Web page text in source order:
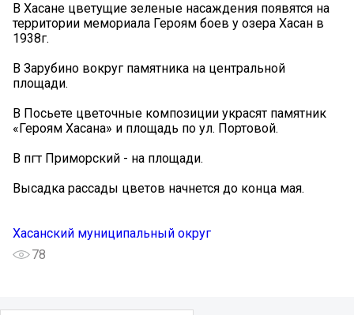
В Хасане цветущие зеленые насаждения появятся на
территории мемориала Героям боев у озера Хасан в
1938г.
В Зарубино вокруг памятника на центральной
площади.
В Посьете цветочные композиции украсят памятник
«Героям Хасана» и площадь по ул. Портовой.
В пгт Приморский - на площади.
Высадка рассады цветов начнется до конца мая.
Хасанский муниципальный округ
78